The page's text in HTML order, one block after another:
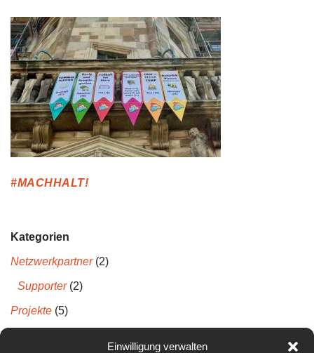
Einwilligung verwalten
#MACHHALT!
Kategorien
Netzwerkpartner(2)
Supporter(2)
Projekte (5)